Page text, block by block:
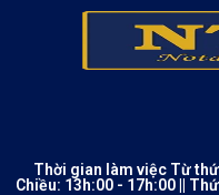
Thời gian làm việc Từ thứ
Chiều: 13h:00 - 17h:00 ||